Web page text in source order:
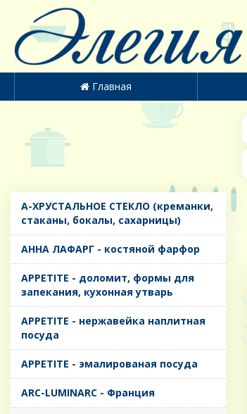
Главная
A-ХРУСТАЛЬНОЕ СТЕКЛО (креманки,
стаканы, бокалы, сахарницы)
AHHA ЛАФАРГ - костяной фарфор
APPETITE - доломит, формы для
запекания, кухонная утварь
APPETITE - нержавейка наплитная
посуда
APPETITE - эмалированая посуда
ARC-LUMINARC - Франция